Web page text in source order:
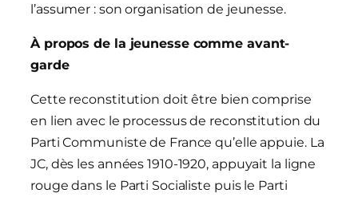
l’assumer : son organisation de jeunesse.
À propos de la jeunesse comme avant-
garde
Cette reconstitution doit être bien comprise
en lien avec le processus de reconstitution du
Parti Communiste de France qu’elle appuie. La
JC, dès les années 1910-1920, appuyait la ligne
rouge dans le Parti Socialiste puis le Parti